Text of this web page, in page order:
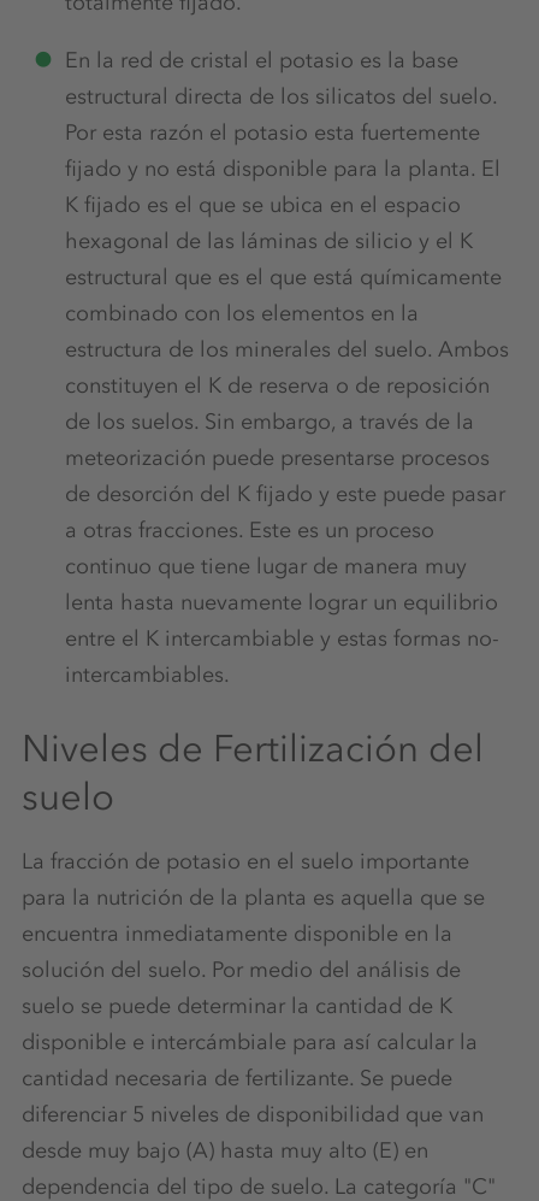
En la red de cristal el potasio es la base
estructural directa de los silicatos del suelo.
Por esta razón el potasio esta fuertemente
fijado y no está disponible para la planta. El
K fijado es el que se ubica en el espacio
hexagonal de las láminas de silicio y el K
estructural que es el que está químicamente
combinado con los elementos en la
estructura de los minerales del suelo. Ambos
constituyen el K de reserva o de reposición
de los suelos. Sin embargo, a través de la
meteorización puede presentarse procesos
de desorción del K fijado y este puede pasar
a otras fracciones. Este es un proceso
continuo que tiene lugar de manera muy
lenta hasta nuevamente lograr un equilibrio
entre el K intercambiable y estas formas no-
intercambiables.
Niveles de Fertilización del
suelo
La fracción de potasio en el suelo importante
para la nutrición de la planta es aquella que se
encuentra inmediatamente disponible en la
solución del suelo. Por medio del análisis de
suelo se puede determinar la cantidad de K
disponible e intercámbiale para así calcular la
cantidad necesaria de fertilizante. Se puede
diferenciar 5 niveles de disponibilidad que van
desde muy bajo (A) hasta muy alto (E) en
dependencia del tipo de suelo. La categoría "C"